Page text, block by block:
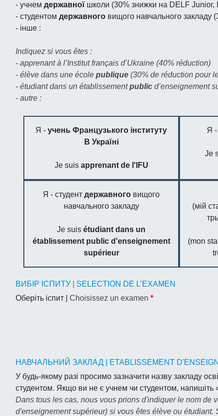
- учнем державної школи (30% знижки на DELF Junior,
- студентом державного вищого навчального закладу
- iнше :
Indiquez si vous êtes :
- apprenant à l’Institut français d’Ukraine (40% réduction)
- élève dans une école publique (30% de réduction pour
- étudiant dans un établissementpublic d’enseignement
- autre :
Я - учень Французького інституту
В Україні
Je suis apprenant de l'IFU
Я
Je
Я - студент державного вищого
навчального закладу
Je suis étudiant dans un
établissement public d'enseignement
supérieur
(мій
(mon
ВИБІР ІСПИТУ | SELECTION DE L’EXAMEN
Оберіть іспит | Choisissez un examen *
НАВЧАЛЬНИЙ ЗАКЛАД | ETABLISSEMENT
У будь-якому разі просимо зазначити назву закладу
студентом. Якщо ви не є учнем чи студентом, напишіть
Dans tous les cas, nous vous prions d'indiquer le nom de
d'enseignement supérieur) si vous êtes élève ou